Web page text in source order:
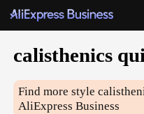
calisthenics
Find more style
AliExpress Business